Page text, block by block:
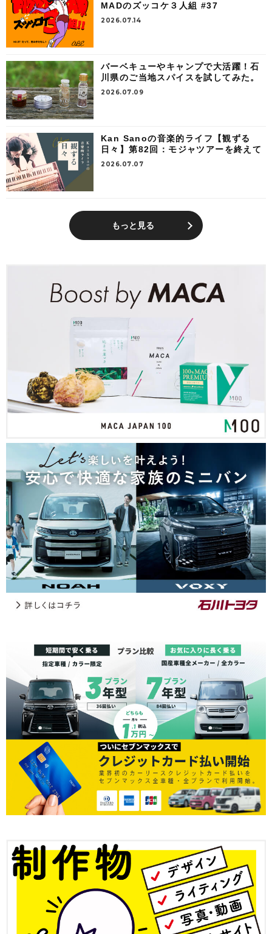
MADのズッコケ３人組 #37
2026.07.14
バーベキューやキャンプで大活躍！石
川県のご当地スパイスを試してみた。
2026.07.09
Kan Sanoの音楽的ライフ【観ずる
日々】第82回：モジャツアーを終えて
2026.07.07
もっと見る